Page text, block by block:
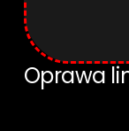
Oprawa